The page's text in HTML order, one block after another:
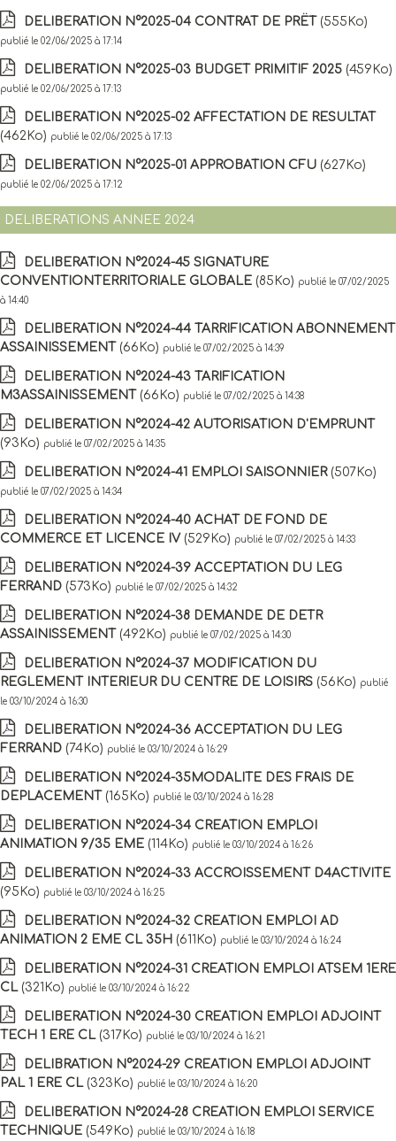
DELIBERATION N°2025-04 CONTRAT DE PRËT(555Ko)
publié le 02/06/2025 à 17:14
DELIBERATION N°2025-03 BUDGET PRIMITIF 2025 (459Ko)
publié le 02/06/2025 à 17:13
DELIBERATION N°2025-02 AFFECTATION DE RESULTAT
(462Ko) publié le 02/06/2025 à 17:13
DELIBERATION N°2025-01 APPROBATION CFU (627Ko)
publié le 02/06/2025 à 17:12
DELIBERATIONS ANNEE 2024
DELIBERATION N°2024-45 SIGNATURE
CONVENTIONTERRITORIALE GLOBALE (85Ko) publié le 07/02/2025
à 14:40
DELIBERATION N°2024-44 TARRIFICATION ABONNEMENT
ASSAINISSEMENT(66Ko) publié le 07/02/2025 à 14:39
DELIBERATION N°2024-43 TARIFICATION
M3ASSAINISSEMENT(66Ko) publié le 07/02/2025 à 14:38
DELIBERATION N°2024-42 AUTORISATION D'EMPRUNT
(93Ko) publié le 07/02/2025 à 14:35
DELIBERATION N°2024-41 EMPLOI SAISONNIER(507Ko)
publié le 07/02/2025 à 14:34
DELIBERATION N°2024-40 ACHAT DE FOND DE
COMMERCE ET LICENCE IV(529Ko) publié le 07/02/2025 à 14:33
DELIBERATION N°2024-39 ACCEPTATION DU LEG
FERRAND (573Ko) publié le 07/02/2025 à 14:32
DELIBERATION N°2024-38 DEMANDE DE DETR
ASSAINISSEMENT(492Ko) publié le 07/02/2025 à 14:30
DELIBERATION N°2024-37 MODIFICATION DU
REGLEMENT INTERIEUR DU CENTRE DE LOISIRS (56Ko) publié
le 03/10/2024 à 16:30
DELIBERATION N°2024-36 ACCEPTATION DU LEG
FERRAND (74Ko) publié le 03/10/2024 à 16:29
DELIBERATION N°2024-35MODALITE DES FRAIS DE
DEPLACEMENT(165Ko) publié le 03/10/2024 à 16:28
DELIBERATION N°2024-34 CREATION EMPLOI
ANIMATION 9/35 EME (114Ko) publié le 03/10/2024 à 16:26
DELIBERATION N°2024-33 ACCROISSEMENT D4ACTIVITE
(95Ko) publié le 03/10/2024 à 16:25
DELIBERATION N°2024-32 CREATION EMPLOI AD
ANIMATION 2 EME CL 35H (611Ko) publié le 03/10/2024 à 16:24
DELIBERATION N°2024-31 CREATION EMPLOI ATSEM 1ERE
CL(321Ko) publié le 03/10/2024 à 16:22
DELIBERATION N°2024-30 CREATION EMPLOI ADJOINT
TECH 1 ERE CL(317Ko) publié le 03/10/2024 à 16:21
DELIBRATION N°2024-29 CREATION EMPLOI ADJOINT
PAL 1 ERE CL(323Ko) publié le 03/10/2024 à 16:20
DELIBERATION N°2024-28 CREATION EMPLOI SERVICE
TECHNIQUE (549Ko) publié le 03/10/2024 à 16:18